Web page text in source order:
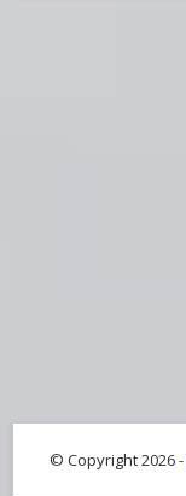
© Copyright 2026 -